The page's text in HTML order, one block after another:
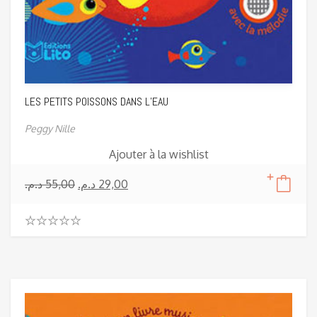
LES PETITS POISSONS DANS L’EAU
Peggy Nille
Ajouter à la wishlist
55,00 د.م. 29,00 د.م.
u